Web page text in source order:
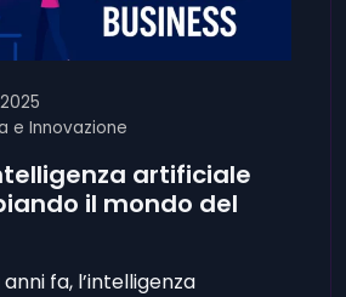
e Innovazione
artificiale
il mondo del
fa, l’intelligenza